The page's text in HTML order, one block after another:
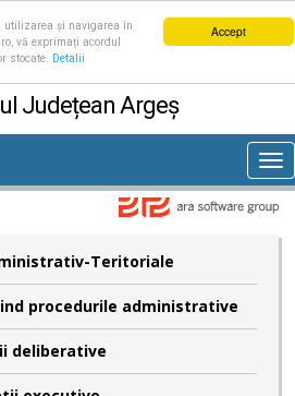
Accept
utilizarea și navigarea în
vă exprimați acordul
stocate.
Detalii
Județean Argeș
Teritoriale
procedurile administrative
deliberative